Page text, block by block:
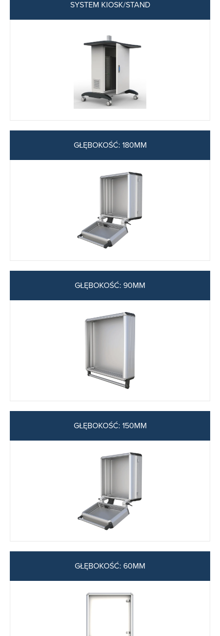
SYSTEM KIOSK/STAND
GŁĘBOKOŚĆ: 180MM
GŁĘBOKOŚĆ: 90MM
GŁĘBOKOŚĆ: 150MM
GŁĘBOKOŚĆ: 60MM